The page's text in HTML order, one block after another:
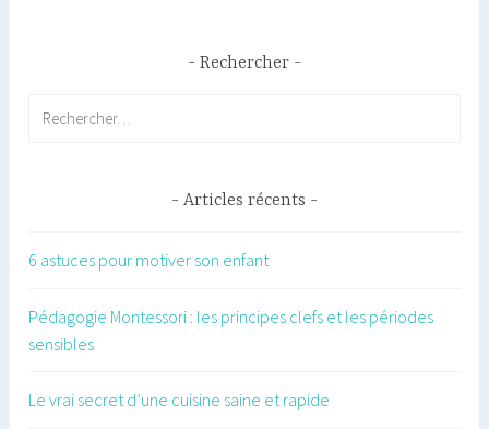
Rechercher
Articles récents
6 astuces pour motiver son enfant
Pédagogie Montessori : les principes clefs et les périodes
sensibles
Le vrai secret d’une cuisine saine et rapide